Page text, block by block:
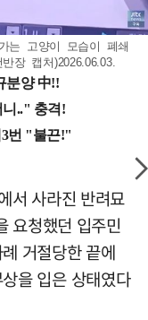
는 고양이 모습이 폐쇄
장 캡처)2026.06.03.
서 사라진 반려묘
요청했던 입주민
거절당한 끝에
을 입은 상태였다